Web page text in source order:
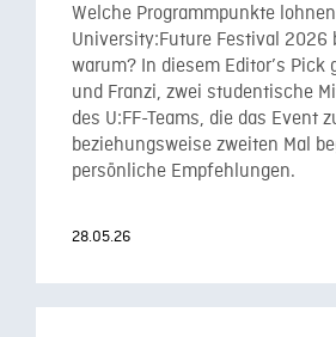
Welche Programmpunkte
University:Future Festival 2026
warum? In diesem Editor’s Pick
und Franzi, zwei studentische
des U:FF-Teams, die das Event
beziehungsweise zweiten Mal
persönliche Empfehlungen.
28.05.26